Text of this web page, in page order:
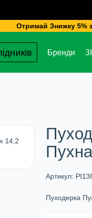
Отримай Знижку 5%
Бренди
Артикул:
Пуходерка